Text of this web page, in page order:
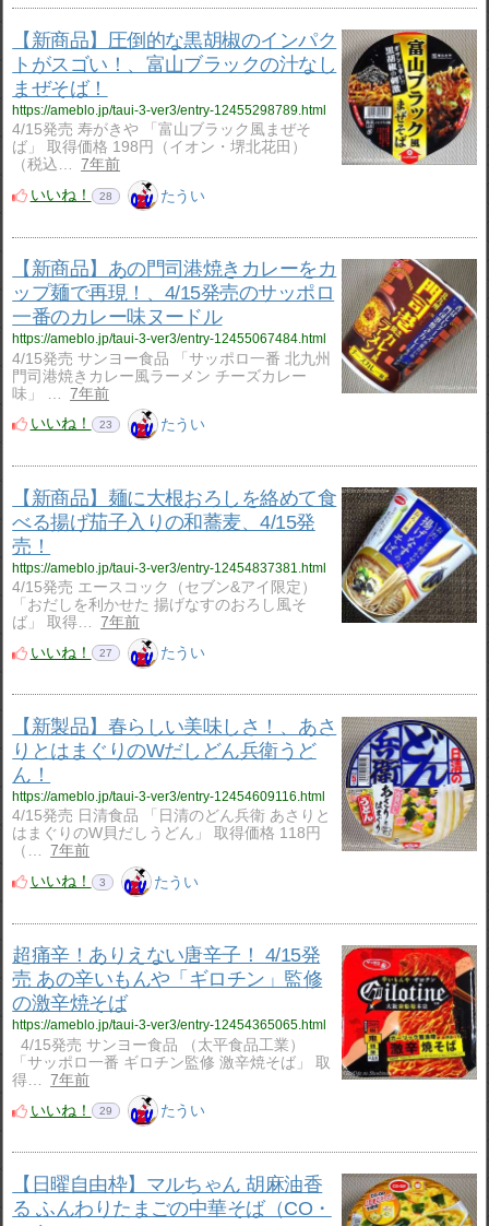
【新商品】圧倒的な黒胡椒のインパク
トがスゴい！、富山ブラックの汁なし
まぜそば！
https://ameblo.jp/taui-3-ver3/entry-12455298789.html
4/15発売 寿がきや 「富山ブラック風まぜそ
ば」 取得価格 198円（イオン・堺北花田）
（税込…
7年前
いいね！
28 たうい
【新商品】あの門司港焼きカレーをカ
ップ麺で再現！、4/15発売のサッポロ
一番のカレー味ヌードル
https://ameblo.jp/taui-3-ver3/entry-12455067484.html
4/15発売 サンヨー食品 「サッポロ一番 北九州
門司港焼きカレー風ラーメン チーズカレー
味」 …
7年前
いいね！
23 たうい
【新商品】麺に大根おろしを絡めて食
べる揚げ茄子入りの和蕎麦、4/15発
売！
https://ameblo.jp/taui-3-ver3/entry-12454837381.html
4/15発売 エースコック（セブン&アイ限定）
「おだしを利かせた 揚げなすのおろし風そ
ば」 取得…
7年前
いいね！
27 たうい
【新製品】春らしい美味しさ！、あさ
りとはまぐりのWだしどん兵衛うど
ん！
https://ameblo.jp/taui-3-ver3/entry-12454609116.html
4/15発売 日清食品 「日清のどん兵衛 あさりと
はまぐりのW貝だしうどん」 取得価格 118円
（…
7年前
いいね！
3 たうい
超痛辛！ありえない唐辛子！ 4/15発
売 あの辛いもんや「ギロチン」監修
の激辛焼そば
https://ameblo.jp/taui-3-ver3/entry-12454365065.html
4/15発売 サンヨー食品 （太平食品工業）
「サッポロ一番 ギロチン監修 激辛焼そば」 取
得…
7年前
いいね！
29 たうい
【日曜自由枠】マルちゃん 胡麻油香
る ふんわりたまごの中華そば（CO・